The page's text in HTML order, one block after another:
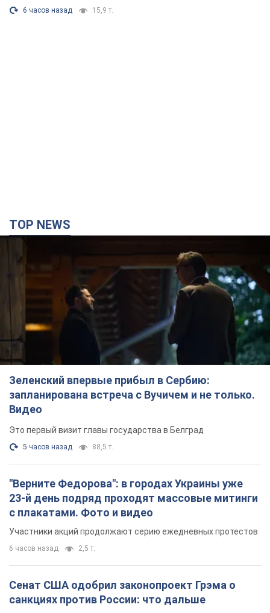
6 часов назад 15,9 т.
TOP NEWS
Зеленский впервые прибыл в Сербию:
запланирована встреча с Вучичем и не только.
Видео
Это первый визит главы государства в Белград
5 часов назад 88,5 т.
"Верните Федорова": в городах Украины уже
23-й день подряд проходят массовые митинги
с плакатами. Фото и видео
Участники акций продолжают серию ежедневных протестов
6 часов назад 2,5 т.
Сенат США одобрил законопроект Грэма о
санкциях против России: что дальше